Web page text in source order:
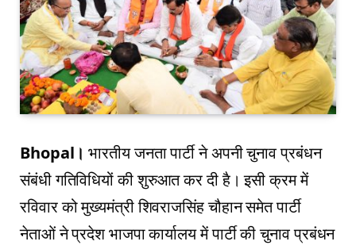
Bhopal। भारतीय जनता पार्टी ने अपनी चुनाव प्रबंधन
संबंधी गतिविधियों की शुरुआत कर दी है। इसी क्रम में
रविवार को मुख्यमंत्री शिवराजसिंह चौहान समेत पार्टी
नेताओं ने प्रदेश भाजपा कार्यालय में पार्टी की चुनाव प्रबंधन